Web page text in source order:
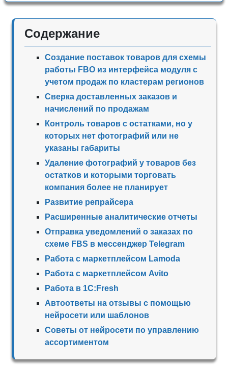
Содержание
Создание поставок товаров для схемы
работы FBO из интерфейса модуля с
учетом продаж по кластерам регионов
Сверка доставленных заказов и
начислений по продажам
Контроль товаров с остатками, но у
которых нет фотографий или не
указаны габариты
Удаление фотографий у товаров без
остатков и которыми торговать
компания более не планирует
Развитие репрайсера
Расширенные аналитические отчеты
Отправка уведомлений о заказах по
схеме FBS в мессенджер Telegram
Работа с маркетплейсом Lamoda
Работа с маркетплейсом Avito
Работа в 1С:Fresh
Автоответы на отзывы с помощью
нейросети или шаблонов
Советы от нейросети по управлению
ассортиментом